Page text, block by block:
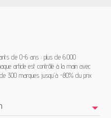
de 0-6 ans : plus de 6.000
article est contrôlé à la main avec
300 marques jusqu'à -80% du prix